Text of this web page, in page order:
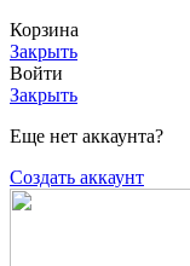
Корзина
Закрыть
Войти
Закрыть
Еще нет аккаунта?
Создать аккаунт